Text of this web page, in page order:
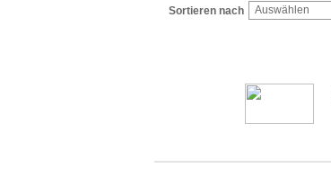
Sortieren nach Auswählen